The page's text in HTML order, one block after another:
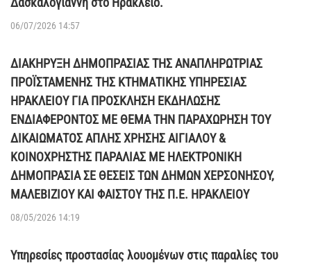
06/07/2026 14:57
ΔΙΑΚΗΡΥΞΗ ΔΗΜΟΠΡΑΣΙΑΣ ΤΗΣ ΑΝΑΠΛΗΡΩΤΡΙΑΣ
ΠΡΟΪΣΤΑΜΕΝΗΣ ΤΗΣ ΚΤΗΜΑΤΙΚΗΣ ΥΠΗΡΕΣΙΑΣ
ΗΡΑΚΛΕΙΟΥ ΓΙΑ ΠΡΟΣΚΛΗΣΗ ΕΚΔΗΛΩΣΗΣ
ΕΝΔΙΑΦΕΡΟΝΤΟΣ ΜΕ ΘΕΜΑ ΤΗΝ ΠΑΡΑΧΩΡΗΣΗ ΤΟΥ
ΔΙΚΑΙΩΜΑΤΟΣ ΑΠΛΗΣ ΧΡΗΣΗΣ ΑΙΓΙΑΛΟΥ &
ΚΟΙΝΟΧΡΗΣΤΗΣ ΠΑΡΑΛΙΑΣ ΜΕ ΗΛΕΚΤΡΟΝΙΚΗ
ΔΗΜΟΠΡΑΣΙΑ ΣΕ ΘΕΣΕΙΣ ΤΩΝ ΔΗΜΩΝ ΧΕΡΣΟΝΗΣΟΥ,
ΜΑΛΕΒΙΖΙΟΥ ΚΑΙ ΦΑΙΣΤΟΥ ΤΗΣ Π.Ε. ΗΡΑΚΛΕΙΟΥ
08/05/2026 14:19
Υπηρεσίες προστασίας λουομένων στις παραλίες του